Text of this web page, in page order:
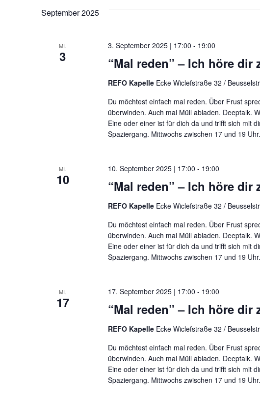
September 2025
MI.
3 “Mal reden” – Ich höre dir
3. September 2025 | 17:00 - 19:00
REFO Kapelle Ecke Wiclefstraße 32 /
Du möchtest einfach mal reden. Über Frust
überwinden. Auch mal Müll abladen. Deeptalk.
Eine oder einer ist für dich da und trifft sich mit
Spaziergang. Mittwochs zwischen 17 und 19
MI.
10 “Mal reden” – Ich höre dir
10. September 2025 | 17:00 - 19:00
REFO Kapelle Ecke Wiclefstraße 32 /
Du möchtest einfach mal reden. Über Frust
überwinden. Auch mal Müll abladen. Deeptalk.
Eine oder einer ist für dich da und trifft sich mit
Spaziergang. Mittwochs zwischen 17 und 19
MI.
17 “Mal reden” – Ich höre dir
17. September 2025 | 17:00 - 19:00
REFO Kapelle Ecke Wiclefstraße 32 /
Du möchtest einfach mal reden. Über Frust
überwinden. Auch mal Müll abladen. Deeptalk.
Eine oder einer ist für dich da und trifft sich mit
Spaziergang. Mittwochs zwischen 17 und 19